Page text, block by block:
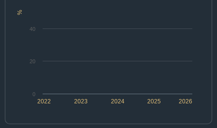
%
2022 2024 2026
2023 2025
0
20
40